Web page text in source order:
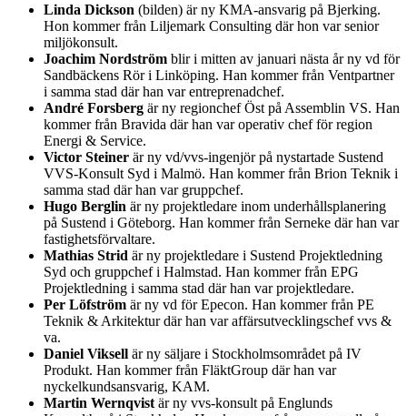
Linda Dickson (bilden) är ny KMA-ansvarig på Bjerking.
Hon kommer från Liljemark Consulting där hon var senior
miljökonsult.
Joachim Nordström blir i mitten av januari nästa år ny vd för
Sandbäckens Rör i Linköping. Han kommer från Ventpartner
i samma stad där han var entreprenadchef.
André Forsberg är ny regionchef Öst på Assemblin VS. Han
kommer från Bravida där han var operativ chef för region
Energi & Service.
Victor Steiner är ny vd/vvs-ingenjör på nystartade Sustend
VVS-Konsult Syd i Malmö. Han kommer från Brion Teknik i
samma stad där han var gruppchef.
Hugo Berglin är ny projektledare inom underhållsplanering
på Sustend i Göteborg. Han kommer från Serneke där han var
fastighetsförvaltare.
Mathias Strid är ny projektledare i Sustend Projektledning
Syd och gruppchef i Halmstad. Han kommer från EPG
Projektledning i samma stad där han var projektledare.
Per Löfström är ny vd för Epecon. Han kommer från PE
Teknik & Arkitektur där han var affärsutvecklingschef vvs &
va.
Daniel Viksell är ny säljare i Stockholmsområdet på IV
Produkt. Han kommer från FläktGroup där han var
nyckelkundsansvarig, KAM.
Martin Wernqvist är ny vvs-konsult på Englunds